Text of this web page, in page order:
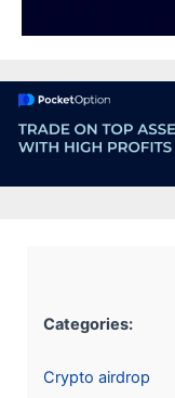
Categories:
Crypto airdrop